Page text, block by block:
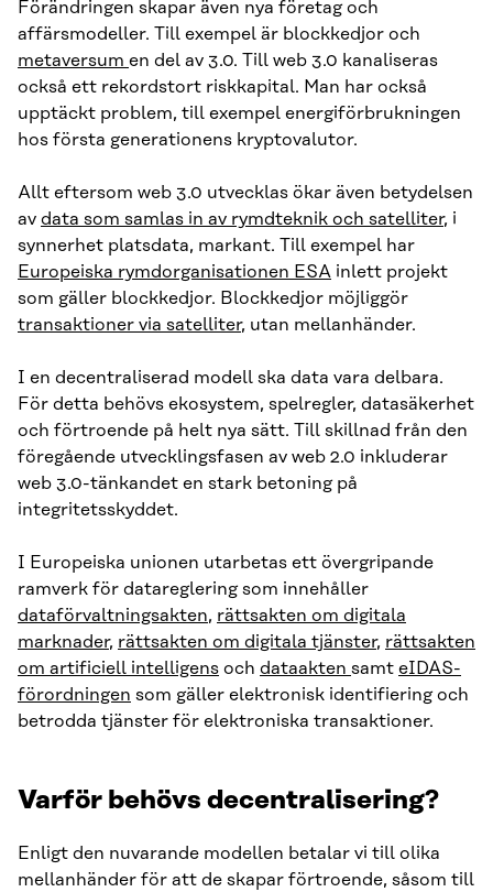
Förändringen skapar även nya företag och
affärsmodeller. Till exempel är blockkedjor och
metaversum en del av 3.0. Till web 3.0 kanaliseras
också ett rekordstort riskkapital. Man har också
upptäckt problem, till exempel energiförbrukningen
hos första generationens kryptovalutor.
Allt eftersom web 3.0 utvecklas ökar även betydelsen
av data som samlas in av rymdteknik och satelliter, i
synnerhet platsdata, markant. Till exempel har
Europeiska rymdorganisationen ESA inlett projekt
som gäller blockkedjor. Blockkedjor möjliggör
transaktioner via satelliter, utan mellanhänder.
I en decentraliserad modell ska data vara delbara.
För detta behövs ekosystem, spelregler, datasäkerhet
och förtroende på helt nya sätt. Till skillnad från den
föregående utvecklingsfasen av web 2.0 inkluderar
web 3.0-tänkandet en stark betoning på
integritetsskyddet.
I Europeiska unionen utarbetas ett övergripande
ramverk för datareglering som innehåller
dataförvaltningsakten, rättsakten om digitala
marknader, rättsakten om digitala tjänster, rättsakten
om artificiell intelligens och dataakten samt eIDAS-
förordningen som gäller elektronisk identifiering och
betrodda tjänster för elektroniska transaktioner.
Varför behövs decentralisering?
Enligt den nuvarande modellen betalar vi till olika
mellanhänder för att de skapar förtroende, såsom till